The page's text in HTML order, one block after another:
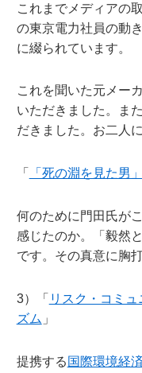
これまでメディアの
の東京電力社員の動
に綴られています。
これを聞いた元メー
いただきました。ま
だきました。お二人
「 「死の淵を見た男
何のために門田氏が
感じたのか。「毅然
です。その真意に胸
3）「 リスク・コミ
ズム 」
提携する 国際環境経